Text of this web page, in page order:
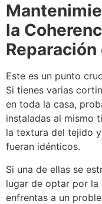
la
Este es un punto
Si tienes varias
en toda la casa,
instaladas al mismo
la textura del tejido
fueran idénticos.
Si una de ellas se
lugar de optar por la
enfrentas a un